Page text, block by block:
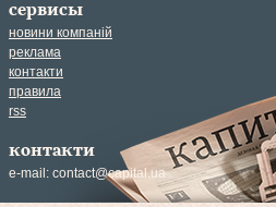
сервисы
новини компаній
реклама
контакти
правила
rss
контакти
e-mail: contact@capital.ua